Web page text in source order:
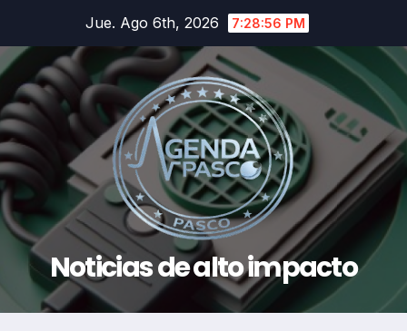
contenido
Jue. Ago 6th, 2026 7:28:57 PM
Noticias de alto impacto